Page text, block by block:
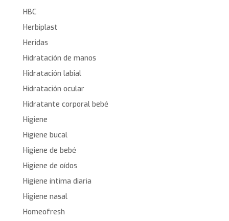
HBC
Herbiplast
Heridas
Hidratación de manos
Hidratación labial
Hidratación ocular
Hidratante corporal bebé
Higiene
Higiene bucal
Higiene de bebé
Higiene de oídos
Higiene íntima diaria
Higiene nasal
Homeofresh